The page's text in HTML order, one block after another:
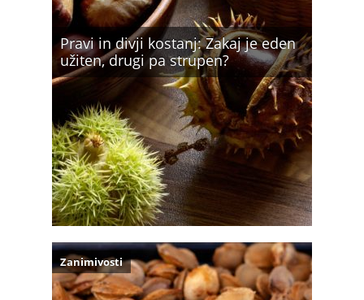
Pravi in divji kostanj: Zakaj je eden
užiten, drugi pa strupen?
Zanimivosti